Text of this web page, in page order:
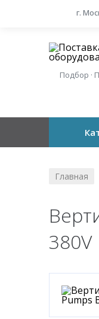
г.
Подбор ·
Главная
380V